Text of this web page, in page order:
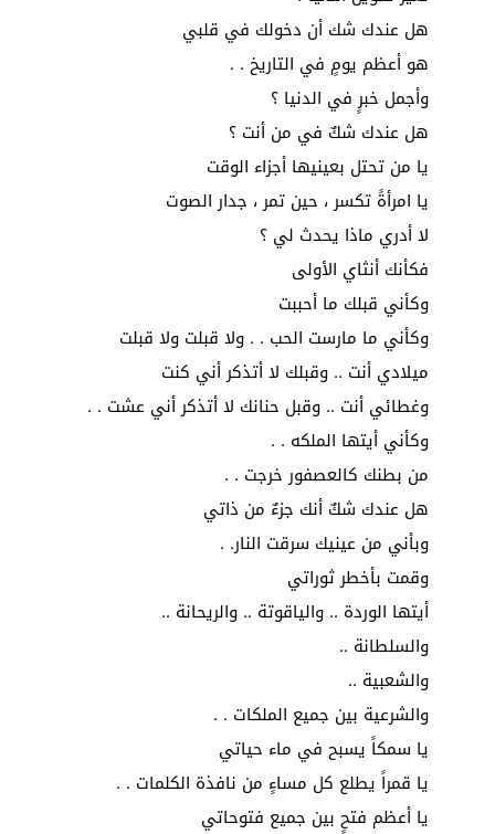
هل عندك شك أن دخولك في قلبي
هو أعظم يومٍ في التاريخ . .
وأجمل خبرٍ في الدنيا ؟
هل عندك شكٌ في من أنت ؟
يا من تحتل بعينيها أجزاء الوقت
يا امرأةً تكسر ، حين تمر ، جدار الصوت
لا أدري ماذا يحدث لي ؟
فكأنك أنثاي الأولى
وكأني قبلك ما أحببت
وكأني ما مارست الحب . . ولا قبلت ولا قبلت
ميلادي أنت .. وقبلك لا أتذكر أني كنت
وغطائي أنت .. وقبل حنانك لا أتذكر أني عشت . .
وكأني أيتها الملكه . .
من بطنك كالعصفور خرجت . .
هل عندك شكٌ أنك جزءٌ من ذاتي
وبأني من عينيك سرقت النار. .
وقمت بأخطر ثوراتي
أيتها الوردة .. والياقوتة .. والريحانة ..
والسلطانة ..
والشعبية ..
والشرعية بين جميع الملكات . .
يا سمكاً يسبح في ماء حياتي
يا قمراً يطلع كل مساءٍ من نافذة الكلمات . .
يا أعظم فتحٍ بين جميع فتوحاتي